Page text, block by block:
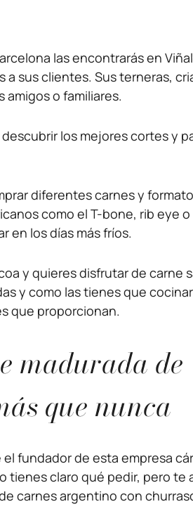
las encontrarás en
sus clientes. Sus terneras,
o familiares.
descubrir los mejores cortes y
diferentes carnes y
como el T-bone, rib eye
en los días más fríos.
y quieres disfrutar de
y como las tienes que
que proporcionan.
madurada
que nunca
fundador de esta empresa
tienes claro qué pedir, pero
carnes argentino con